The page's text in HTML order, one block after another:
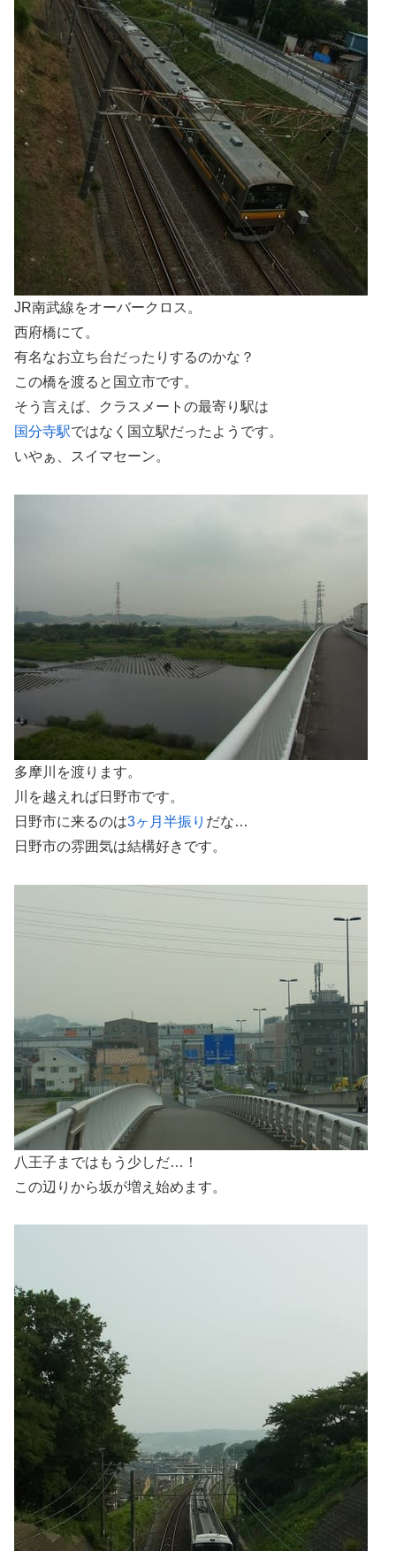
JR南武線をオーバークロス。
西府橋にて。
有名なお立ち台だったりするのかな？
この橋を渡ると国立市です。
そう言えば、クラスメートの最寄り駅は
国分寺駅ではなく国立駅だったようです。
いやぁ、スイマセーン。
多摩川を渡ります。
川を越えれば日野市です。
日野市に来るのは3ヶ月半振り だな…
日野市の雰囲気は結構好きです。
八王子まではもう少しだ…！
この辺りから坂が増え始めます。